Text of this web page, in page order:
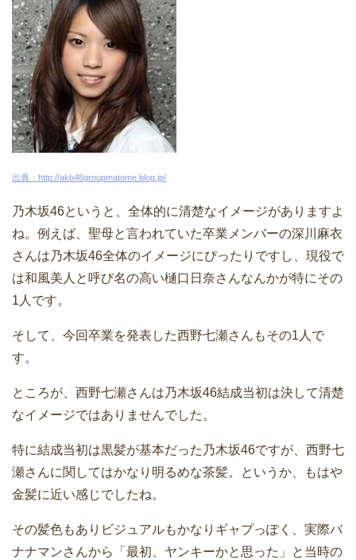
出典：http://akb48groupmatome.blog.jp/
乃木坂46というと、全体的に清楚なイメージがありますよ
ね。例えば、聖母と言われていた卒業メンバーの深川麻衣
さんは乃木坂46全体のイメージにぴったりですし、現役で
は和風美人と呼び名の高い樋口日奈さんなんかが特にその
1人です。
そして、今回卒業を発表した西野七瀬さんもその1人で
す。
ところが、西野七瀬さんは乃木坂46結成当初は決して清楚
なイメージではありませんでした。
特に結成当初は黒髪が基本だった乃木坂46ですが、西野七
瀬さんに関してはかなり明るめな茶髪。というか、もはや
金髪に近い感じでしたね。
その髪色もありビジュアルもかなりギャプっぽく、実際バ
ナナマンさんから「最初、ヤンキーかと思った」と当時の